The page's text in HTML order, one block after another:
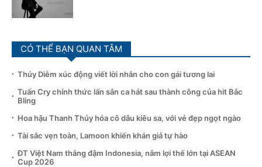
CÓ THỂ BẠN QUAN TÂM
Thúy Diễm xúc động viết lời nhắn cho con gái tương lai
Tuấn Cry chính thức lấn sân ca hát sau thành công của hit Bắc
Bling
Hoa hậu Thanh Thủy hóa cô dâu kiêu sa, với vẻ đẹp ngọt ngào
Tài sắc vẹn toàn, Lamoon khiến khán giả tự hào
ĐT Việt Nam thắng đậm Indonesia, nắm lợi thế lớn tại ASEAN
Cup 2026